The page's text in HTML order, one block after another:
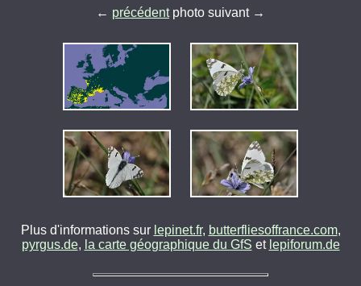
← précédentphoto suivant →
Plus d'informations sur lepinet.fr, butterfliesoffrance.com,
pyrgus.de, la carte géographique du GfS et lepiforum.de